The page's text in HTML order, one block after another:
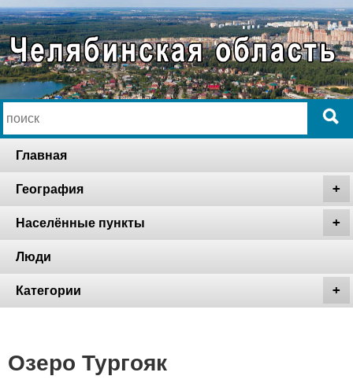
Главная
География
Населённые пункты
Люди
Категории
Озеро Тургояк